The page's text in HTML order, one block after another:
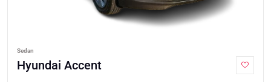
Sedan
Hyundai Accent